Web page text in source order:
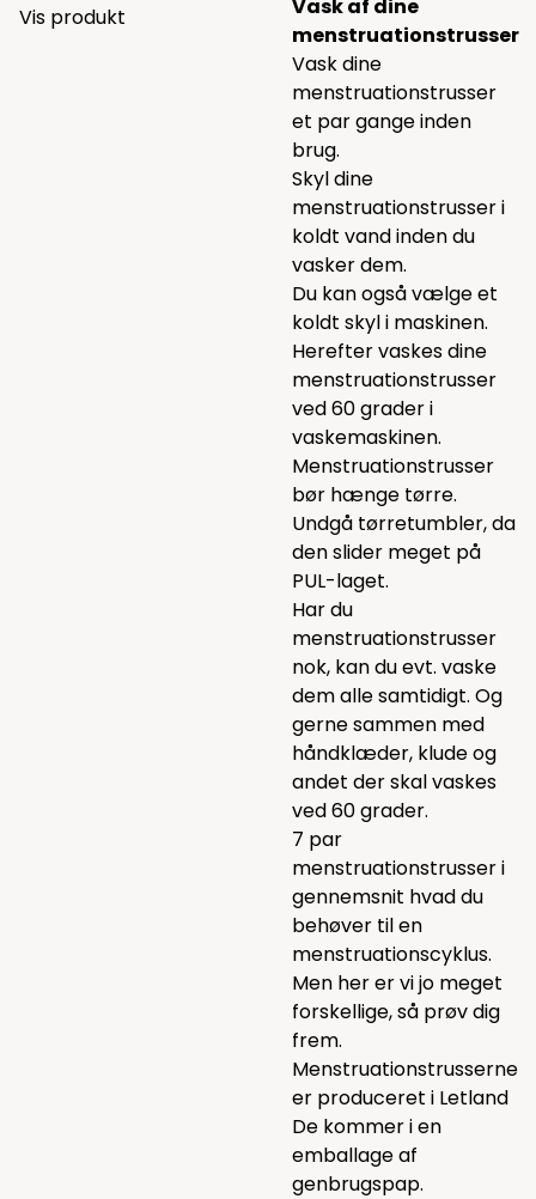
Vis produkt
Vask af dine
menstruationstrusser
Vask dine
menstruationstrusser
et par gange inden
brug.
Skyl dine
menstruationstrusser i
koldt vand inden du
vasker dem.
Du kan også vælge et
koldt skyl i maskinen.
Herefter vaskes dine
menstruationstrusser
ved 60 grader i
vaskemaskinen.
Menstruationstrusser
bør hænge tørre.
Undgå tørretumbler, da
den slider meget på
PUL-laget.
Har du
menstruationstrusser
nok, kan du evt. vaske
dem alle samtidigt. Og
gerne sammen med
håndklæder, klude og
andet der skal vaskes
ved 60 grader.
7 par
menstruationstrusser i
gennemsnit hvad du
behøver til en
menstruationscyklus.
Men her er vi jo meget
forskellige, så prøv dig
frem.
Menstruationstrusserne
er produceret i Letland
De kommer i en
emballage af
genbrugspap.